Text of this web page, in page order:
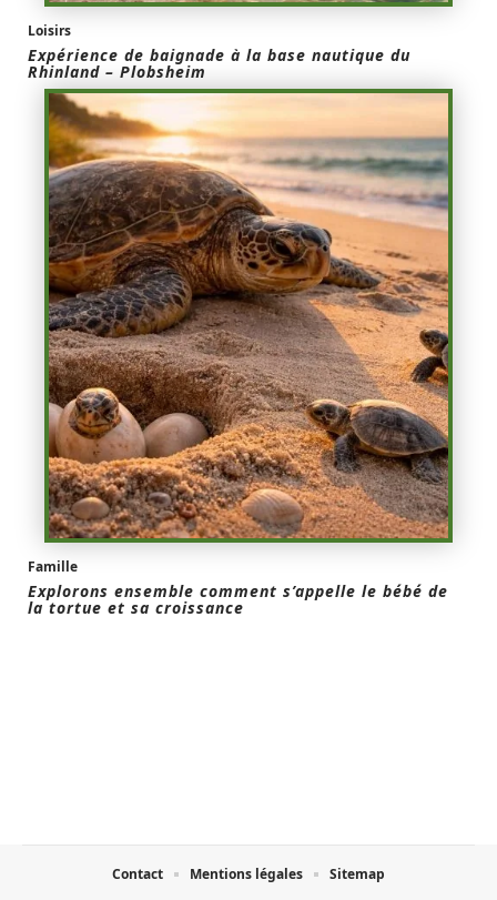
Loisirs
Expérience de baignade à la base nautique du
Rhinland – Plobsheim
Famille
Explorons ensemble comment s’appelle le bébé de
la tortue et sa croissance
Contact Mentions légales Sitemap